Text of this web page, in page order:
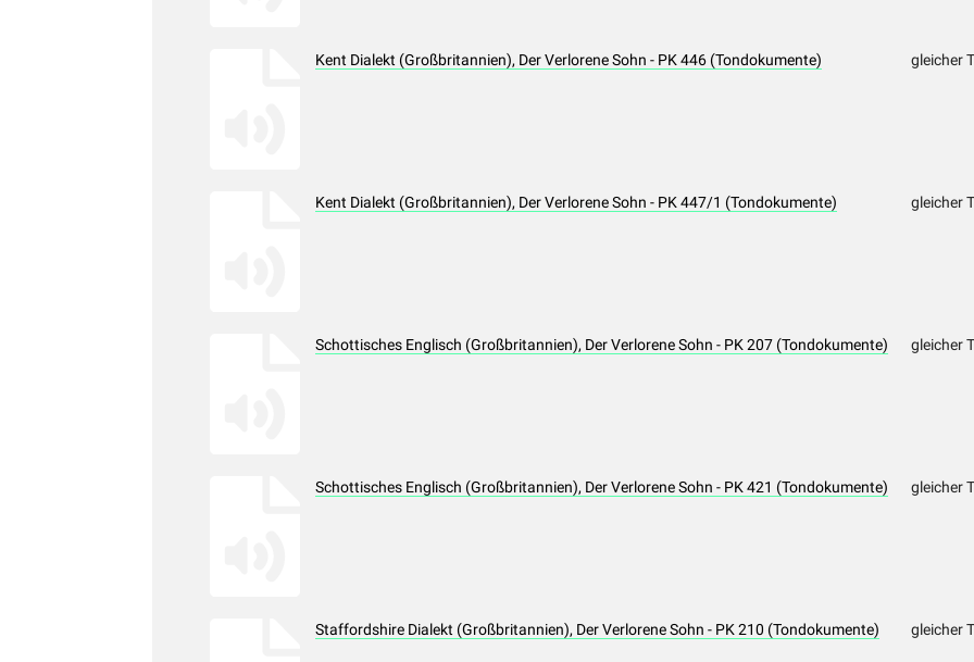
Kent Dialekt (Großbritannien), Der Verlorene Sohn - PK 446 (Tondokumente) gleicher
Kent Dialekt (Großbritannien), Der Verlorene Sohn - PK 447/1 (Tondokumente) gleicher
Schottisches Englisch (Großbritannien), Der Verlorene Sohn - PK 207 (Tondokumente) gleicher
Schottisches Englisch (Großbritannien), Der Verlorene Sohn - PK 421 (Tondokumente) gleicher
Staffordshire Dialekt (Großbritannien), Der Verlorene Sohn - PK 210 (Tondokumente) gleicher